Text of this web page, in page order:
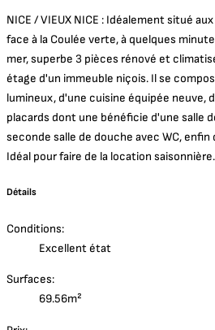
NICE / VIEUX NICE : Idéalement situé
face à la Coulée verte, à quelques
mer, superbe 3 pièces rénové et
étage d'un immeuble niçois. Il se
lumineux, d'une cuisine équipée neuve,
placards dont une bénéficie d'une salle
seconde salle de douche avec WC,
Idéal pour faire de la location saisonnière.
Détails
Conditions:
Excellent état
Surfaces:
69.56m²